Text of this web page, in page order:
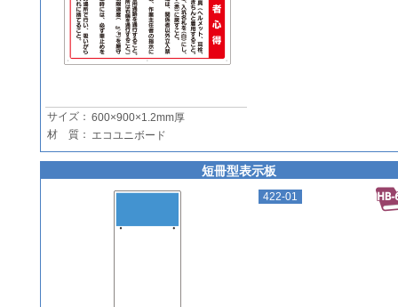
サイズ： 600×900×1.2mm厚
材 質： エコユニボード
短冊型表示板
422-01